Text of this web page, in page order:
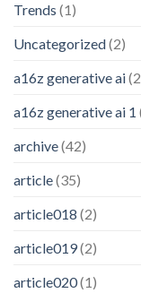
Trends (1)
Uncategorized(2)
a16z generative ai
a16z generative ai 1
archive(42)
article(35)
article018 (2)
article019(2)
article020(1)